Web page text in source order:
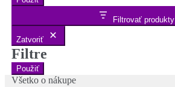
Filtrovať produkty
Zatvoriť
Filtre
Použiť
Všetko o nákupe